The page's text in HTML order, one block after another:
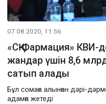
07.08.2020, 11:56
«СҚ-Фармация» КВИ-
жандар үшін 8,6
сатып алады
Бұл сомаға алынған дәрі-
адамға жетеді